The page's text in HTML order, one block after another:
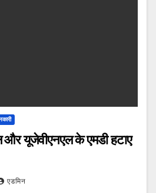
और यूजेवीएनएल के एमडी हटाए
एडमिन